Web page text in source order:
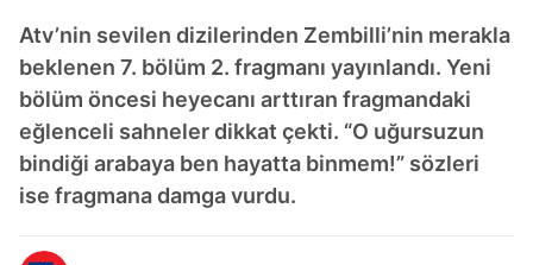
Atv’nin sevilen dizilerinden Zembilli’nin merakla
beklenen 7. bölüm 2. fragmanı yayınlandı. Yeni
bölüm öncesi heyecanı arttıran fragmandaki
eğlenceli sahneler dikkat çekti. “O uğursuzun
bindiği arabaya ben hayatta binmem!” sözleri
ise fragmana damga vurdu.